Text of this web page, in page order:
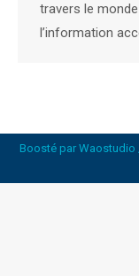
travers le
l’information
Boosté par Waostudio